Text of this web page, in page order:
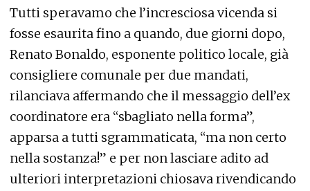
Tutti speravamo che l’incresciosa vicenda si
fosse esaurita fino a quando, due giorni dopo,
Renato Bonaldo, esponente politico locale, già
consigliere comunale per due mandati,
rilanciava affermando che il messaggio dell’ex
coordinatore era “sbagliato nella forma”,
apparsa a tutti sgrammaticata, “ma non certo
nella sostanza!” e per non lasciare adito ad
ulteriori interpretazioni chiosava rivendicando